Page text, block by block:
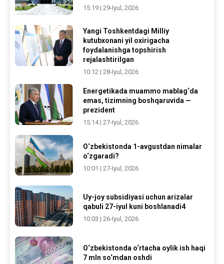
15:19 | 29-Iyul, 2026
Yangi Toshkentdagi Milliy
kutubxonani yil oxirigacha
foydalanishga topshirish
rejalashtirilgan
10:12 | 28-Iyul, 2026
Energetikada muammo mablag‘da
emas, tizimning boshqaruvida —
prezident
15:14 | 27-Iyul, 2026
O‘zbekistonda 1-avgustdan nimalar
o‘zgaradi?
10:01 | 27-Iyul, 2026
Uy-joy subsidiyasi uchun arizalar
qabuli 27-iyul kuni boshlanadi4
10:03 | 26-Iyul, 2026
O‘zbekistonda o‘rtacha oylik ish haqi
7 mln so‘mdan oshdi